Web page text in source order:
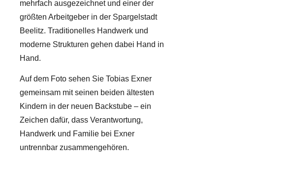
mehrfach ausgezeichnet und einer der
größten Arbeitgeber in der Spargelstadt
Beelitz. Traditionelles Handwerk und
moderne Strukturen gehen dabei Hand in
Hand.
Auf dem Foto sehen Sie Tobias Exner
gemeinsam mit seinen beiden ältesten
Kindern in der neuen Backstube – ein
Zeichen dafür, dass Verantwortung,
Handwerk und Familie bei Exner
untrennbar zusammengehören.